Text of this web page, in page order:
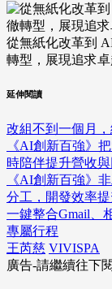
從無紙化改革到
轉型，展現追求卓
延伸閱讀
改組不到一個月
《AI創新百強》
時陪伴提升營收
《AI創新百強》
分工，開發效率
一鍵整合Gmail、
專屬行程
王芮慈 VIVISPA
廣告-請繼續往下